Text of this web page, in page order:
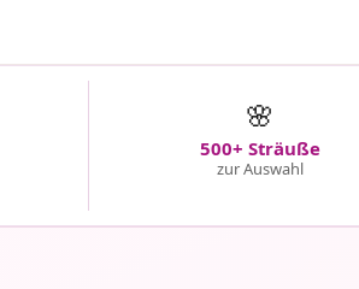
🌸
500+ Sträuße
zur Auswahl